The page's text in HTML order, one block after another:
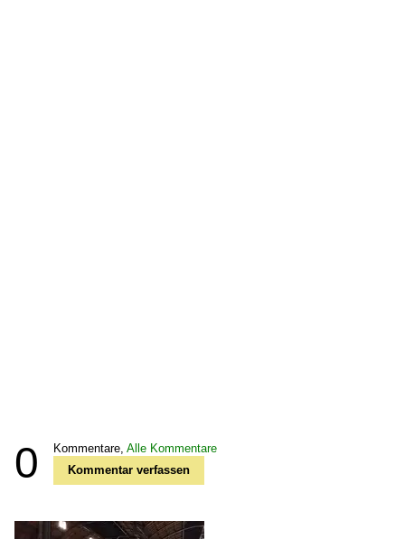
0 Kommentare, Alle Kommentare
Kommentar verfassen